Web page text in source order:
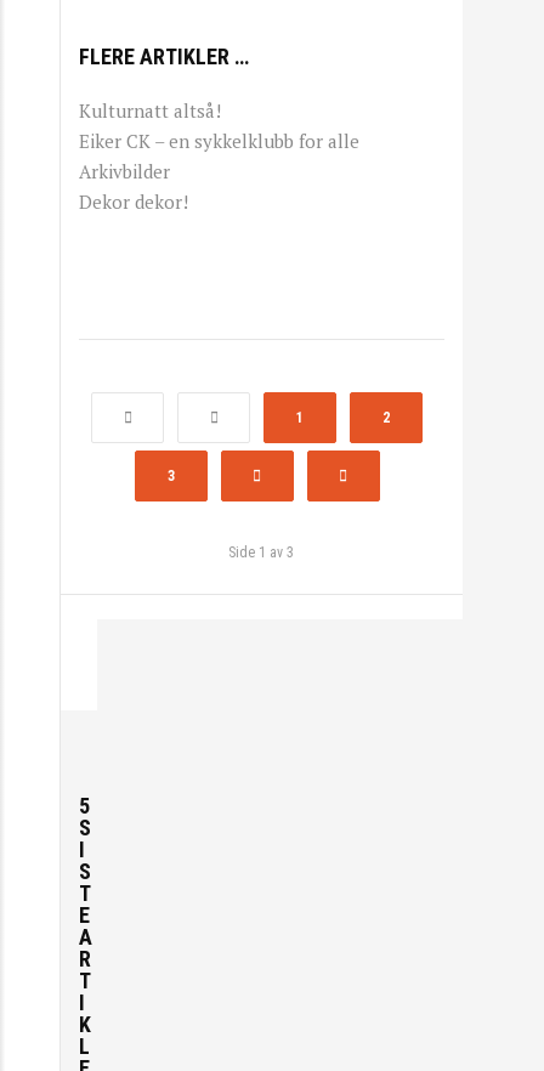
FLERE ARTIKLER …
Kulturnatt altså!
Eiker CK – en sykkelklubb for alle
Arkivbilder
Dekor dekor!
1 2
3
Side 1 av 3
5
S
I
S
T
E
A
R
T
I
K
L